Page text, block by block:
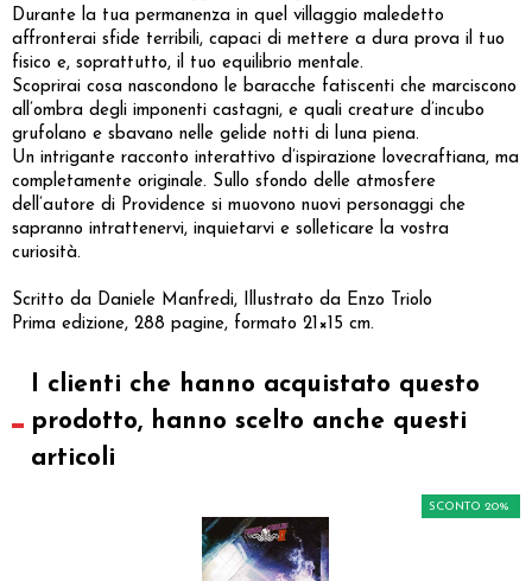
Durante la tua permanenza in quel villaggio maledetto
affronterai sfide terribili, capaci di mettere a dura prova il tuo
fisico e, soprattutto, il tuo equilibrio mentale.
Scoprirai cosa nascondono le baracche fatiscenti che marciscono
all’ombra degli imponenti castagni, e quali creature d’incubo
grufolano e sbavano nelle gelide notti di luna piena.
Un intrigante racconto interattivo d’ispirazione lovecraftiana, ma
completamente originale. Sullo sfondo delle atmosfere
dell’autore di Providence si muovono nuovi personaggi che
sapranno intrattenervi, inquietarvi e solleticare la vostra
curiosità.
Scritto da Daniele Manfredi, Illustrato da Enzo Triolo
Prima edizione, 288 pagine, formato 21×15 cm.
I clienti che hanno acquistato questo
prodotto, hanno scelto anche questi
articoli
SCONTO 20%